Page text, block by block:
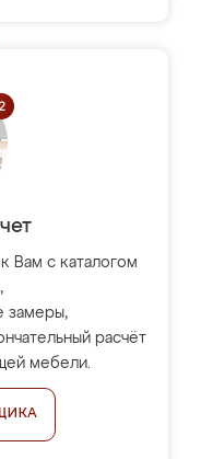
Вам с каталогом
замеры,
расчёт
мебели.